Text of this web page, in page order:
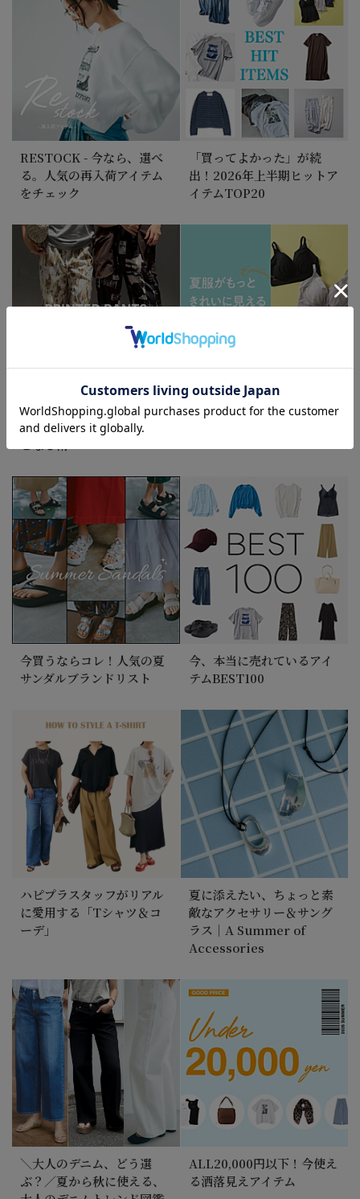
2026/7/24
柄パンツって意外と簡単！スタッフが指南する大人
2026/7/6
人気No.1のトレンドカラーを味方に！真夏のブラウ
ンコーデ
2026/7/3
コーデが見違える！名品プリントパンツ
＼6月の『何を着ればいい？』第2弾 ／気温別初夏コ
ーデ15選【バイヤーのリアルコーデ Vol.3】＃大人
コーデお悩み ＃気温23～32℃
＼6月の『何を着ればいい？』を解決！ ／”夏の薄長
袖”が大人を救う！ 【バイヤーAのリアルバイ
Vol.2】＃大人コーデお悩み ＃気温20～30℃
RESTOCK - 今なら、選べ
る。人気の再入荷アイテム
をチェック
「買ってよかった」が続
出！2026年上半期ヒットア
イテムTOP20
柄パンツって意外と簡単！
スタッフが教える大人の着
STYLE UP SUMMER
今買うならコレ！人気の夏
サンダルブランドリスト
今、本当に売れているアイ
テムBEST100
ハピプラスタッフがリアル
に愛用する「Tシャツ＆コ
ーデ」
夏に添えたい、ちょっと素
敵なアクセサリー＆サング
ラス｜A Summer of
Accessories
＼大人のデニム、どう選
ぶ？／夏から秋に使える、
ALL20,000円以下！今使え
る洒落見えアイテム